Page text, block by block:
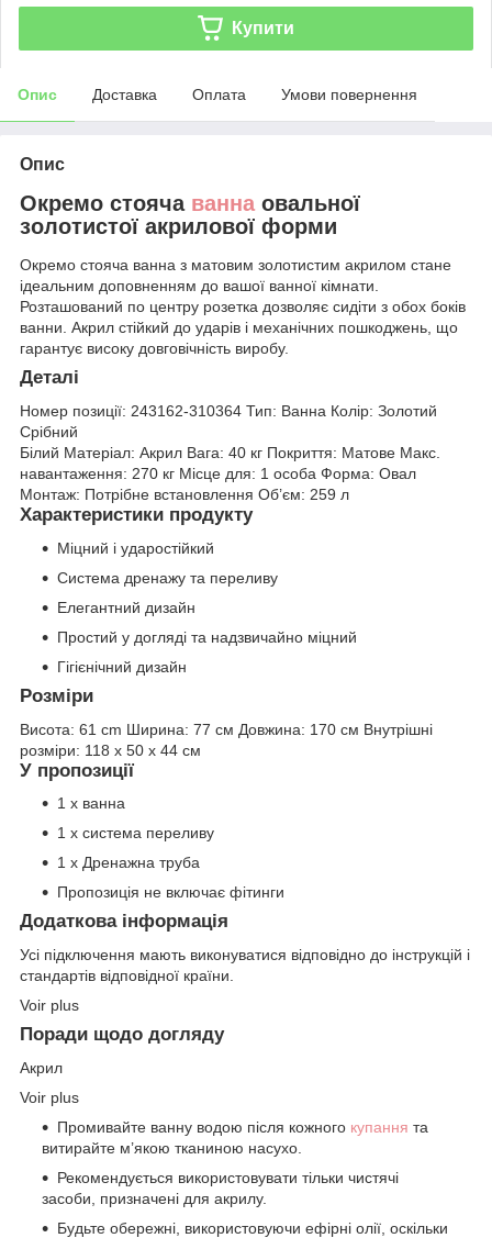
Купити
Опис Доставка Оплата Умови повернення
Опис
Окремо стояча ваннаовальної
золотистої акрилової форми
Окремо стояча ванна з матовим золотистим акрилом стане
ідеальним доповненням до вашої ванної кімнати.
Розташований по центру розетка дозволяє сидіти з обох боків
ванни. Акрил стійкий до ударів і механічних пошкоджень, що
гарантує високу довговічність виробу.
Деталі
Номер позиції: 243162-310364 Тип: Ванна Колір: Золотий
Срібний
Білий Матеріал: Акрил Вага: 40 кг Покриття: Матове Макс.
навантаження: 270 кг Місце для: 1 особа Форма: Овал
Монтаж: Потрібне встановлення Об’єм: 259 л
Характеристики продукту
Міцний і ударостійкий
Система дренажу та переливу
Елегантний дизайн
Простий у догляді та надзвичайно міцний
Гігієнічний дизайн
Розміри
Висота: 61 cm Ширина: 77 см Довжина: 170 см Внутрішні
розміри: 118 x 50 x 44 см
У пропозиції
1 x ванна
1 x система переливу
1 x Дренажна труба
Пропозиція не включає фітинги
Додаткова інформація
Усі підключення мають виконуватися відповідно до інструкцій і
стандартів відповідної країни.
Voir plus
Поради щодо догляду
Акрил
Voir plus
Промивайте ванну водою після кожного купання та
витирайте м’якою тканиною насухо.
Рекомендується використовувати тільки чистячі
засоби, призначені для акрилу.
Будьте обережні, використовуючи ефірні олії, оскільки